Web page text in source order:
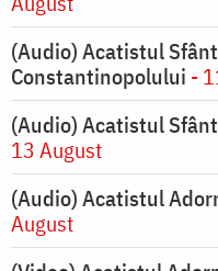
(Audio) Acatistul
Constantinopolului -
(Audio) Acatistul
13 August
(Audio) Acatistul
August